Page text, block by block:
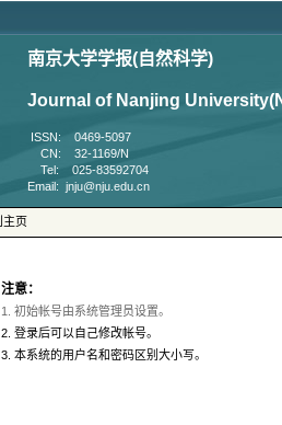
ISSN: 0469-5097
CN: 32-1169/N
Tel: 025-83592704
3. 本系统的用户名和密码区别大小写。